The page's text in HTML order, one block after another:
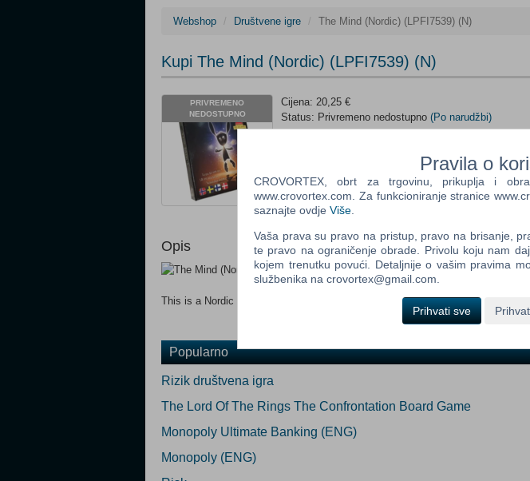
Webshop Društvene igre The Mind (Nordic) (LPFI7539) (N)
Kupi The Mind (Nordic) (LPFI7539) (N)
PRIVREMENO
NEDOSTUPNO
Cijena: 20,25 €
Status: Privremeno nedostupno (Po narudžbi)
Obavijesti me kada proizvod postane dostupan:
Email: Prijavi me
Opis
This is a Nordic game
Popularno
Rizik društvena igra
The Lord Of The Rings The Confrontation Board Game
Monopoly Ultimate Banking (ENG)
Monopoly (ENG)
Pravila o
CROVORTEX, obrt za trgovinu, prikuplja i
www.crovortex.com. Za funkcioniranje stranice
saznajte ovdje Više
Vaša prava su pravo na pristup, pravo na brisanje,
te pravo na ograničenje obrade. Privolu koju nam
kojem trenutku povući. Detaljnije o vašim pravima
službenika na crovortex@gmail.com.
Prihvati sve